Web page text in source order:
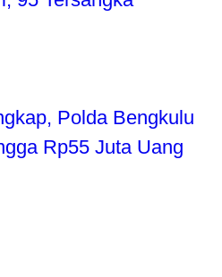
Polda Bengkulu
Rp55 Juta Uang